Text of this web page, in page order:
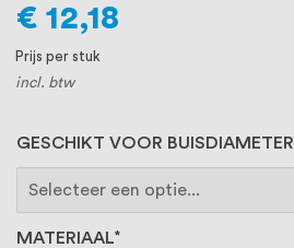
GESCHIKT VOOR BUISDIAMETER
MATERIAAL
€ 12,18
Prijs per stuk
incl. btw